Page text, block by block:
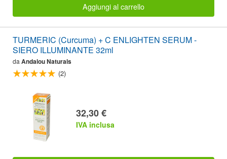
Aggiungi al carrello
TURMERIC (Curcuma) + C ENLIGHTEN SERUM -
SIERO ILLUMINANTE 32ml
da Andalou Naturals
(2)
32,30 €
IVA inclusa